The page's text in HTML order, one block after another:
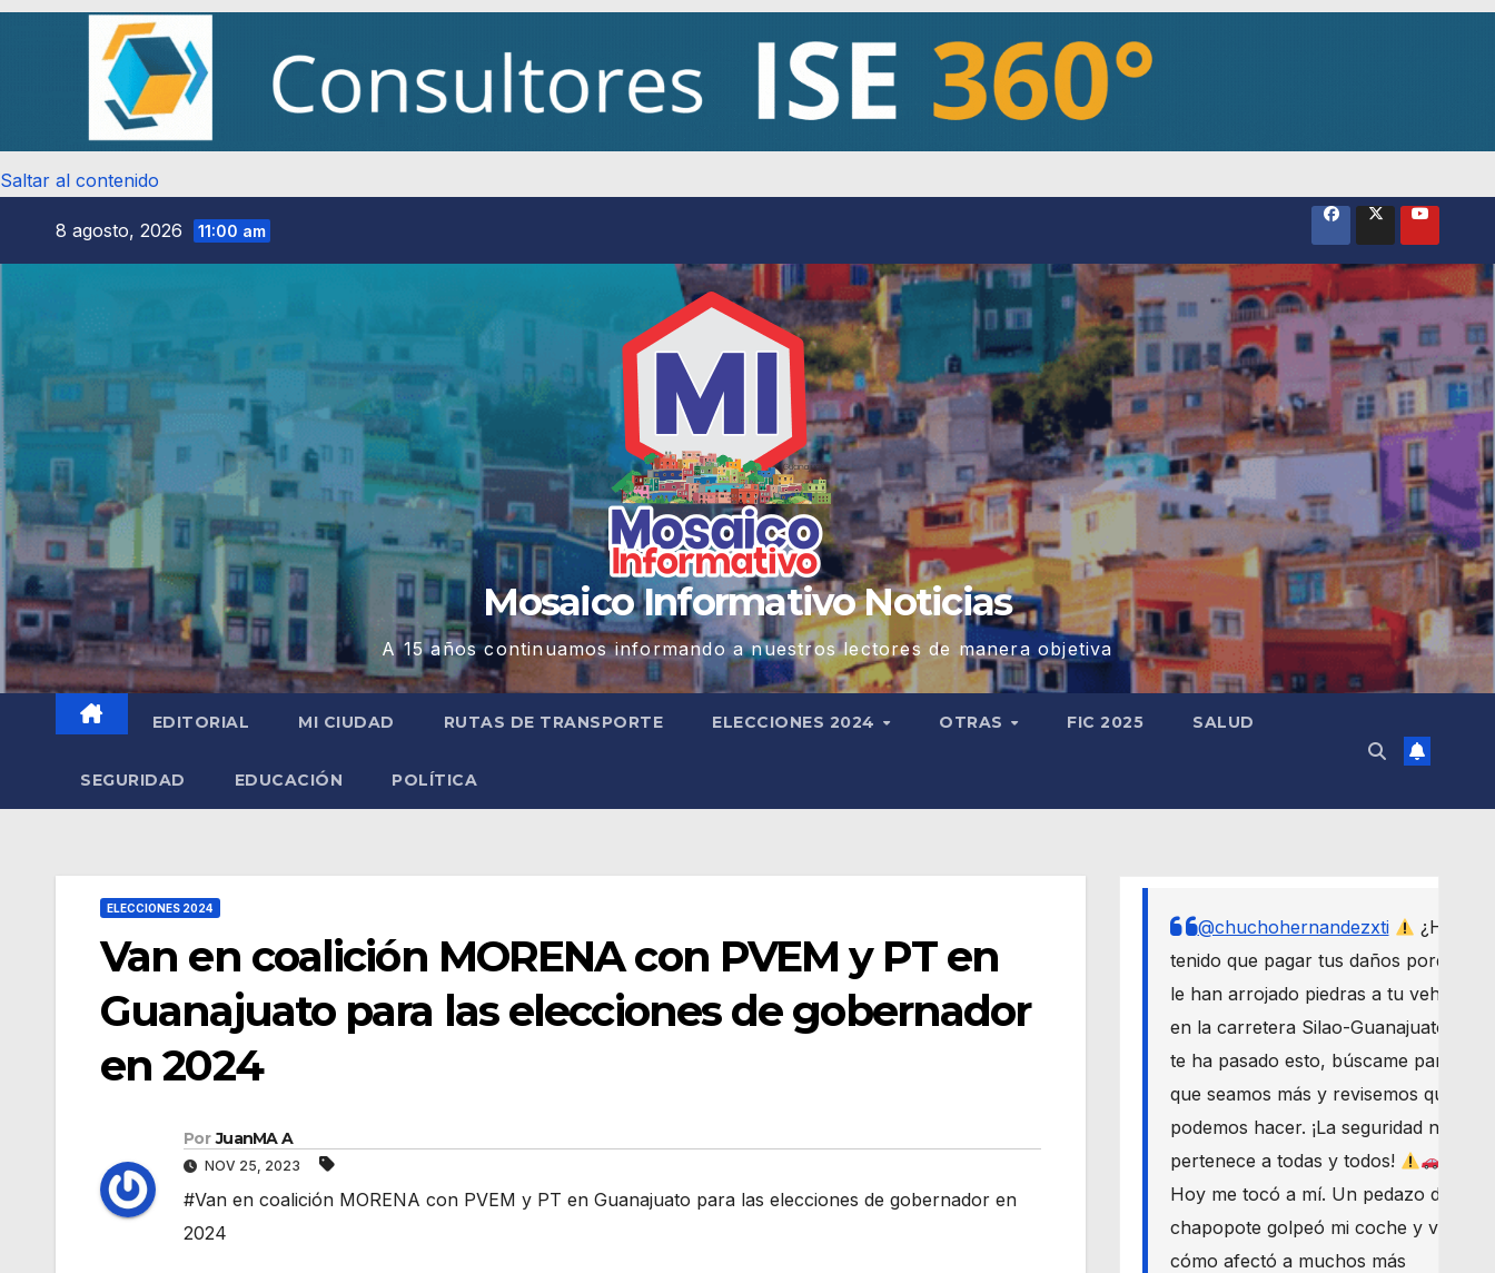
Saltar al contenido
8 agosto, 2026 11:00 am
Mosaico Informativo Noticias
A 15 años continuamos informando a nuestros lectores de manera objetiva
EDITORIAL MI CIUDAD RUTAS DE TRANSPORTE ELECCIONES 2024 OTRAS FIC 2025 SALUD
SEGURIDAD EDUCACIÓN POLÍTICA
ELECCIONES 2024
Van en coalición MORENA con PVEM y PT en
Guanajuato para las elecciones de gobernador
en 2024
Por JuanMA A
NOV 25, 2023
#Van en coalición MORENA con PVEM y PT en Guanajuato para las elecciones de gobernador en
2024
@chuchohernandezxti
¿Has
tenido que pagar tus daños porque
le han arrojado piedras a tu vehículo
en la carretera Silao-Guanajuato? Si
te ha pasado esto, búscame para
que seamos más y revisemos qué
podemos hacer. ¡La seguridad nos
pertenece a todas y todos!
Hoy me tocó a mí. Un pedazo de
chapopote golpeó mi coche y vi
cómo afectó a muchos más